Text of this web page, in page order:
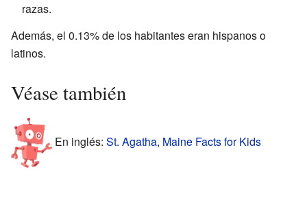
razas.
Además, el 0.13% de los habitantes eran hispanos o
latinos.
Véase también
En inglés: St. Agatha, Maine Facts for Kids